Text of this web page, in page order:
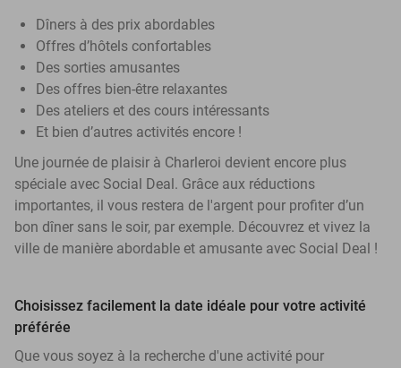
Dîners à des prix abordables
Offres d’hôtels confortables
Des sorties amusantes
Des offres bien-être relaxantes
Des ateliers et des cours intéressants
Et bien d’autres activités encore !
Une journée de plaisir à Charleroi devient encore plus
spéciale avec Social Deal. Grâce aux réductions
importantes, il vous restera de l'argent pour profiter d’un
bon dîner sans le soir, par exemple. Découvrez et vivez la
ville de manière abordable et amusante avec Social Deal !
Choisissez facilement la date idéale pour votre activité
préférée
Que vous soyez à la recherche d'une activité pour